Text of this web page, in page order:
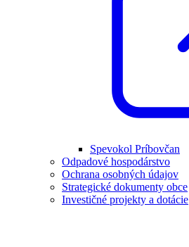
Spevokol Príbovčan
Odpadové hospodárstvo
Ochrana osobných údajov
Strategické dokumenty obce
Investičné projekty a dotácie